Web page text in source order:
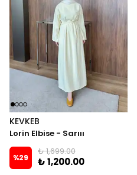
KEVKEB
Lorin Elbise - Sarııı
%29
₺ 1,699.00
₺ 1,200.00